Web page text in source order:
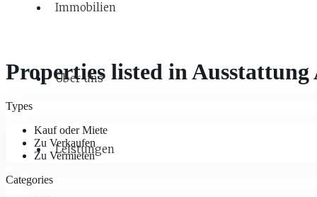
Immobilien
Über uns
Leistungen
Properties listed in Ausstattung
Types
Kauf oder Miete
Zu Verkaufen
Zu Vermieten
Categories